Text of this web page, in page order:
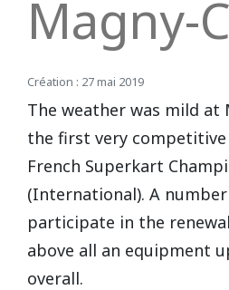
Magny-
Création : 27 mai 2019
The weather was mild at
the first very
French Superkart
(International). A
participate in the
above all an equipment
overall.
2017
2016
2015
2013
2012
2013
2012
2011
2009
2008
2014
2013
2012
Open French Cup 2011
DIJON
LE MANS
LE VIGEANT
REPUBLIQUE TCHEQUE
Vidéos 2010
Vidéos 2009
Vidéos 2008
Vidéos 2006
Vidéos 2005